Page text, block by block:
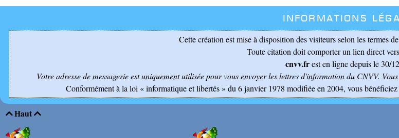
Informations
Cette création est mise à disposition des visiteurs selon les termes
Toute citation doit comporter un lien direct
cnvv.frest en ligne depuis le 30/
Votre adresse de messagerie est uniquement utilisée pour vous envoyer les lettres d'information du CNVV.
Conformément à la loi « informatique et libertés » du 6 janvier 1978 modifiée en 2004, vous
Haut 